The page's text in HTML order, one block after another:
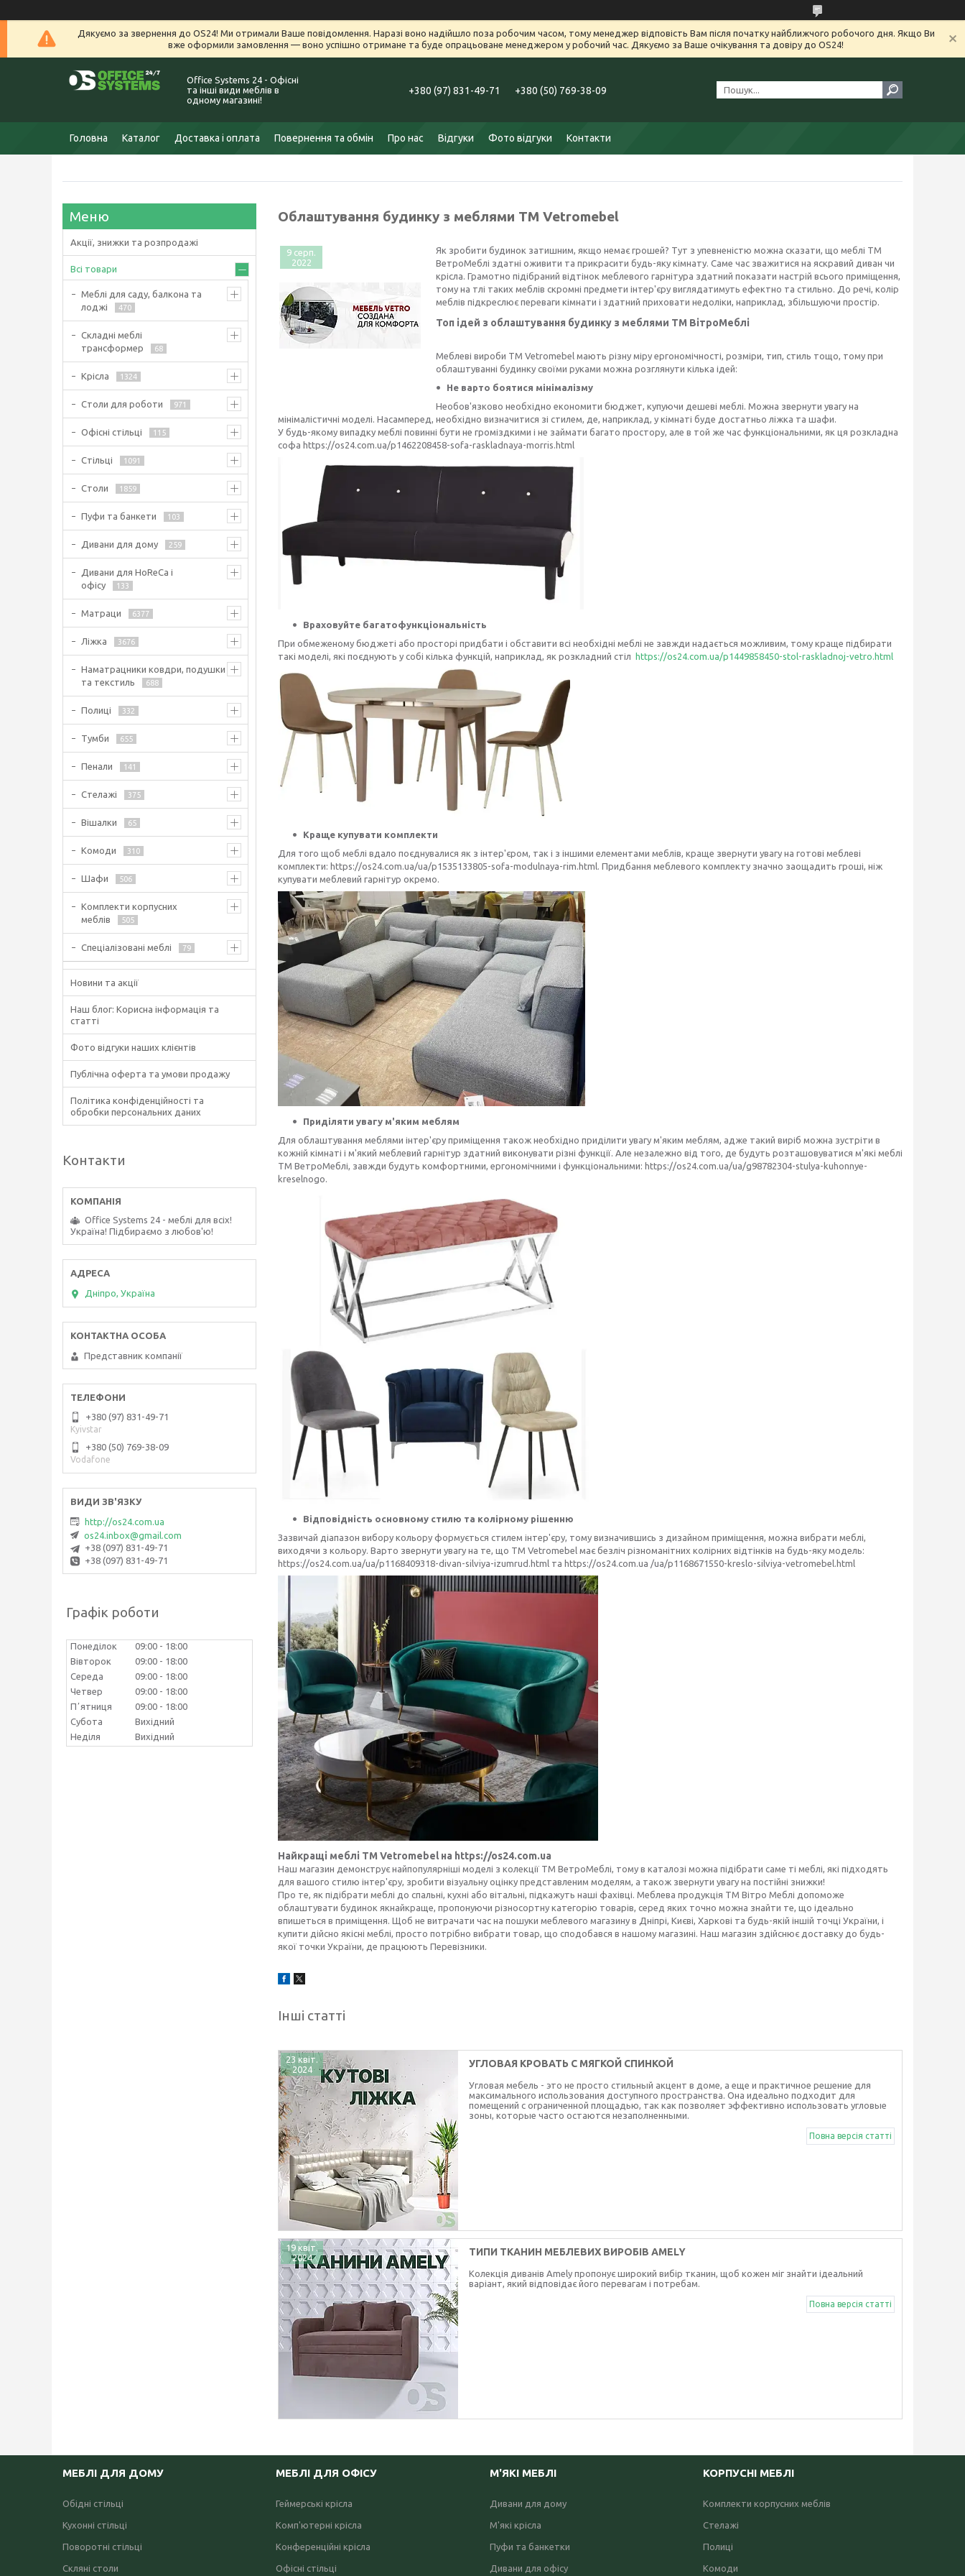
Дякуємо за звернення до OS24! Ми отримали Ваше повідомлення. Наразі воно надійшло поза робочим часом, тому менеджер відповість Вам після початку найближчого робочого дня. Якщо Ви
вже оформили замовлення — воно успішно отримане та буде опрацьоване менеджером у робочий час. Дякуємо за Ваше очікування та довіру до OS24!
Office Systems 24 - Офісні
та інші види меблів в
одному магазині!
+380 (97) 831-49-71 +380 (50) 769-38-09
Головна Каталог Доставка і оплата Повернення та обмін Про нас Відгуки Фото відгуки Контакти
Облаштування будинку з меблями ТМ Vetromebel
9 серп.
2022
Як зробити будинок затишним, якщо немає грошей? Тут з упевненістю можна сказати, що меблі ТМ
ВетроМеблі здатні оживити та прикрасити будь-яку кімнату. Саме час зважитися на яскравий диван чи
крісла. Грамотно підібраний відтінок меблевого гарнітура здатний показати настрій всього приміщення,
тому на тлі таких меблів скромні предмети інтер'єру виглядатимуть ефектно та стильно. До речі, колір
меблів підкреслює переваги кімнати і здатний приховати недоліки, наприклад, збільшуючи простір.
Топ ідей з облаштування будинку з меблями ТМ ВітроМеблі
Меблеві вироби ТМ Vetromebel мають різну міру ергономічності, розміри, тип, стиль тощо, тому при
облаштуванні будинку своїми руками можна розглянути кілька ідей:
Не варто боятися мінімалізму
Необов'язково необхідно економити бюджет, купуючи дешеві меблі. Можна звернути увагу на
мінімалістичні моделі. Насамперед, необхідно визначитися зі стилем, де, наприклад, у кімнаті буде достатньо ліжка та шафи.
У будь-якому випадку меблі повинні бути не громіздкими і не займати багато простору, але в той же час функціональними, як ця розкладна
софа https://os24.com.ua/p1462208458-sofa-raskladnaya-morris.html
Враховуйте багатофункціональність
При обмеженому бюджеті або просторі придбати і обставити всі необхідні меблі не завжди надається можливим, тому краще підбирати
такі моделі, які поєднують у собі кілька функцій, наприклад, як розкладний стіл
https://os24.com.ua/p1449858450-stol-raskladnoj-vetro.html
Краще купувати комплекти
Для того щоб меблі вдало поєднувалися як з інтер'єром, так і з іншими елементами меблів, краще звернути увагу на готові меблеві
комплекти: https://os24.com.ua/ua/p1535133805-sofa-modulnaya-rim.html. Придбання меблевого комплекту значно заощадить гроші, ніж
купувати меблевий гарнітур окремо.
Приділяти увагу м'яким меблям
Для облаштування меблями інтер'єру приміщення також необхідно приділити увагу м'яким меблям, адже такий виріб можна зустріти в
кожній кімнаті і м'який меблевий гарнітур здатний виконувати різні функції. Але незалежно від того, де будуть розташовуватися м'які меблі
ТМ ВетроМеблі, завжди будуть комфортними, ергономічними і функціональними: https://os24.com.ua/ua/g98782304-stulya-kuhonnye-
kreselnogo.
Відповідність основному стилю та колірному рішенню
Зазвичай діапазон вибору кольору формується стилем інтер'єру, тому визначившись з дизайном приміщення, можна вибрати меблі,
виходячи з кольору. Варто звернути увагу на те, що ТМ Vetromebel має безліч різноманітних колірних відтінків на будь-яку модель:
https://os24.com.ua/ua/p1168409318-divan-silviya-izumrud.html та https://os24.com.ua /ua/p1168671550-kreslo-silviya-vetromebel.html
Найкращі меблі ТМ Vetromebel на https://os24.com.ua
Наш магазин демонструє найпопулярніші моделі з колекції ТМ ВетроМеблі, тому в каталозі можна підібрати саме ті меблі, які підходять
для вашого стилю інтер'єру, зробити візуальну оцінку представленим моделям, а також звернути увагу на постійні знижки!
Про те, як підібрати меблі до спальні, кухні або вітальні, підкажуть наші фахівці. Меблева продукція ТМ Вітро Меблі допоможе
облаштувати будинок якнайкраще, пропонуючи різносортну категорію товарів, серед яких точно можна знайти те, що ідеально
впишеться в приміщення. Щоб не витрачати час на пошуки меблевого магазину в Дніпрі, Києві, Харкові та будь-якій іншій точці України, і
купити дійсно якісні меблі, просто потрібно вибрати товар, що сподобався в нашому магазині. Наш магазин здійснює доставку до будь-
якої точки України, де працюють Перевізники.
Інші статті
23 квіт.
2024
УГЛОВАЯ КРОВАТЬ С МЯГКОЙ СПИНКОЙ
Угловая мебель - это не просто стильный акцент в доме, а еще и практичное решение для
максимального использования доступного пространства. Она идеально подходит для
помещений с ограниченной площадью, так как позволяет эффективно использовать угловые
зоны, которые часто остаются незаполненными.
Повна версія статті
19 квіт.
2024
ТИПИ ТКАНИН МЕБЛЕВИХ ВИРОБІВ AMELY
Колекція диванів Amely пропонує широкий вибір тканин, щоб кожен міг знайти ідеальний
варіант, який відповідає його перевагам і потребам.
Повна версія статті
Акції, знижки та розпродажі
Всі товари
Меблі для саду, балкона та
лоджі
470
Складні меблі
трансформер
68
Крісла 1324
Столи для роботи 971
Офісні стільці 115
Стільці 1091
Столи 1859
Пуфи та банкети 103
Дивани для дому 259
Дивани для HoReCa і
офісу
133
Матраци 6377
Ліжка 3676
Наматрацники ковдри, подушки
та текстиль
688
Полиці 332
Тумби 655
Пенали 141
Стелажі 375
Вішалки 65
Комоди 310
Шафи 506
Комплекти корпусних
меблів
505
Спеціалізовані меблі 79
Новини та акції
Наш блог: Корисна інформація та
статті
Фото відгуки наших клієнтів
Публічна оферта та умови продажу
Політика конфіденційності та
обробки персональних даних
Контакти
Office Systems 24 - меблі для всіх!
Україна! Підбираємо з любов'ю!
Дніпро, Україна
Представник компанії
+380 (97) 831-49-71
Kyivstar
+380 (50) 769-38-09
Vodafone
http://os24.com.ua
os24.inbox@gmail.com
+38 (097) 831-49-71
+38 (097) 831-49-71
Графік роботи
Понеділок 09:00
18:00
Вівторок
09:00
18:00
Середа
09:00
18:00
Четвер
09:00
18:00
Пʼятниця
09:00
18:00
Субота
Вихідний
Неділя
Вихідний
МЕБЛІ ДЛЯ ДОМУ
Обідні стільці
Кухонні стільці
Поворотні стільці
Скляні столи
МЕБЛІ ДЛЯ ОФІСУ
Геймерські крісла
Комп'ютерні крісла
Конференційні крісла
Офісні стільці
М'ЯКІ МЕБЛІ
Дивани для дому
М'які крісла
Пуфи та банкетки
Дивани для офісу
КОРПУСНІ МЕБЛІ
Комплекти корпусних меблів
Стелажі
Полиці
Комоди